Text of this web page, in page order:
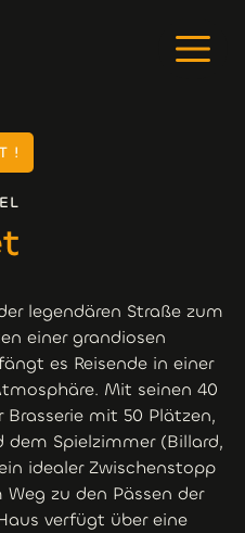
!
legendären Straße zum
einer grandiosen
es Reisende in einer
Mit seinen 40
mit 50 Plätzen,
dem Spielzimmer (Billard,
idealer Zwischenstopp
zu den Pässen der
verfügt über eine